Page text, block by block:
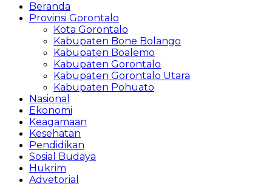
Beranda
Provinsi Gorontalo
Kota Gorontalo
Kabupaten Bone Bolango
Kabupaten Boalemo
Kabupaten Gorontalo
Kabupaten Gorontalo Utara
Kabupaten Pohuato
Nasional
Ekonomi
Keagamaan
Kesehatan
Pendidikan
Sosial Budaya
Hukrim
Advetorial